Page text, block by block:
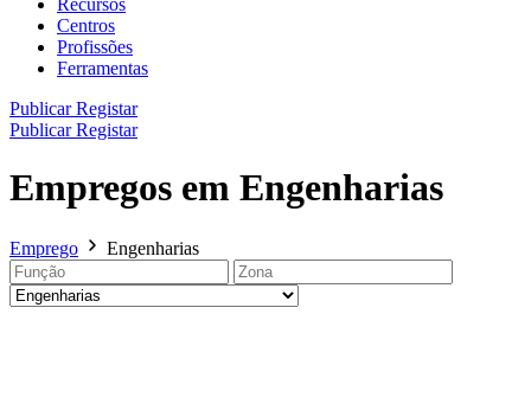
Recursos
Centros
Profissões
Ferramentas
PublicarRegistar
PublicarRegistar
Empregos em Engenharias
Emprego Engenharias